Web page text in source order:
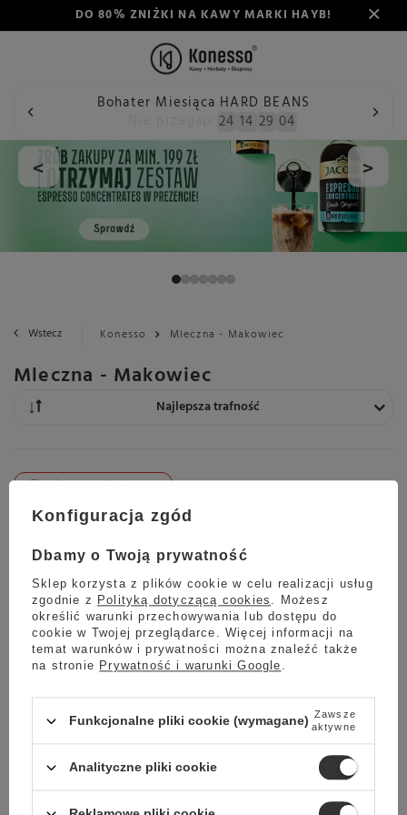
DO 80% ZNIŻKI NA KAWY MARKI HAYB!
Bohater Miesiąca HARD BEANS
24 14 29 04
< >
Wstecz Konesso Mleczna - Makowiec
Mleczna - Makowiec
Zmień sortowanie
Najlepsza trafność
Chwilowo niedostępny
Mleczna czekolada M.Pelczar Chocolatier Desery Świata -
Makowiec 50g
5.00 2 opinie
21,00 zł
Wybrane specjalnie dla Ciebie
Konfiguracja zgód
Dbamy o Twoją prywatność
Sklep korzysta z plików cookie w celu realizacji usług
zgodnie z Polityką dotyczącą cookies . Możesz
określić warunki przechowywania lub dostępu do
cookie w Twojej przeglądarce. Więcej informacji na
temat warunków i prywatności można znaleźć także
na stronie Prywatność i warunki Google .
Funkcjonalne pliki cookie (wymagane) Zawsze
aktywne
Analityczne pliki cookie